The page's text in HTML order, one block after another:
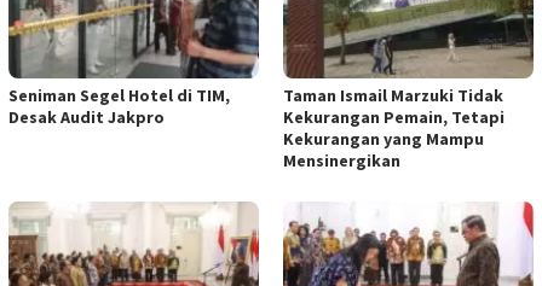
Seniman Segel Hotel di TIM,
Desak Audit Jakpro
Taman Ismail Marzuki Tidak
Kekurangan Pemain, Tetapi
Kekurangan yang Mampu
Mensinergikan